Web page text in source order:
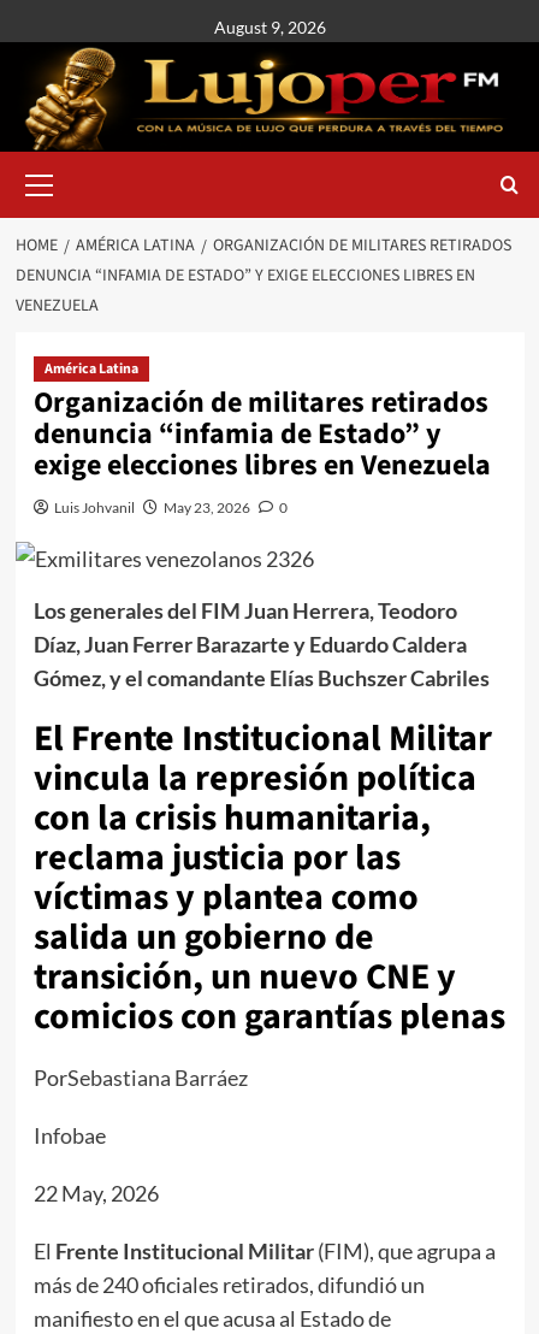
August 9, 2026
HOME AMÉRICA LATINA
ORGANIZACIÓN DE MILITARES RETIRADOS
DENUNCIA “INFAMIA DE ESTADO” Y EXIGE ELECCIONES LIBRES EN
VENEZUELA
América Latina
Organización de militares retirados
denuncia “infamia de Estado” y
exige elecciones libres en Venezuela
Luis Johvanil May 23, 2026 0
Los generales del FIM Juan Herrera, Teodoro
Díaz, Juan Ferrer Barazarte y Eduardo Caldera
Gómez, y el comandante Elías Buchszer Cabriles
El Frente Institucional Militar
vincula la represión política
con la crisis humanitaria,
reclama justicia por las
víctimas y plantea como
salida un gobierno de
transición, un nuevo CNE y
comicios con garantías plenas
PorSebastiana Barráez
Infobae
22 May, 2026
El Frente Institucional Militar(FIM), que agrupa a
más de 240 oficiales retirados, difundió un
manifiesto en el que acusa al Estado de